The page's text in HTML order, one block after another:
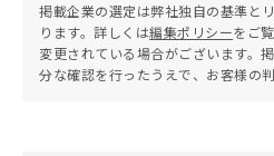
掲載企業の選定は弊社独自の基準と
ります。詳しくは編集ポリシーをご
変更されている場合がございます。
分な確認を行ったうえで、お客様の